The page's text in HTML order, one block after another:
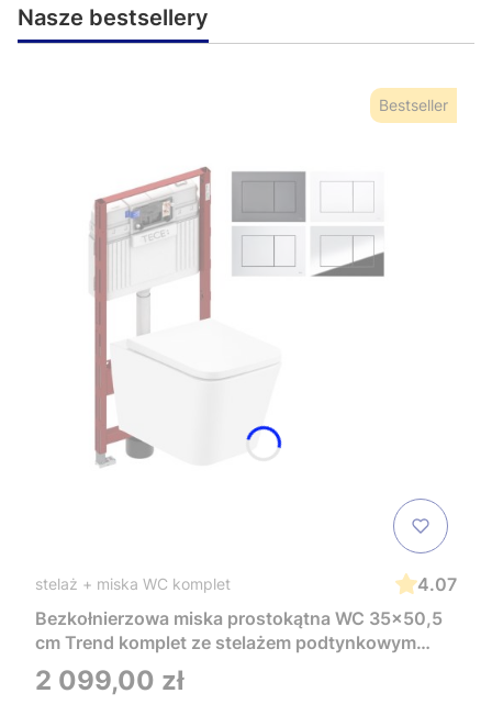
Nasze bestsellery
Bestseller
stelaż + miska WC komplet
4.07
Bezkołnierzowa miska prostokątna WC 35x50,5
cm Trend komplet ze stelażem podtynkowym
Tece i czarnym przyciskiem TeceNow
TR2216+Tece
Cena
2 099,00 zł